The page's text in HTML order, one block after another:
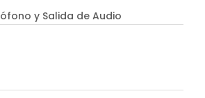
y Salida de Audio